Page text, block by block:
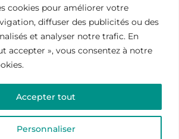
cookies pour améliorer votre
diffuser des publicités ou des
et analyser notre trafic. En
accepter », vous consentez à notre
Personnaliser
Accepter tout
de Vente
par reCAPTCHA, lespolitiques de
termes de contrat